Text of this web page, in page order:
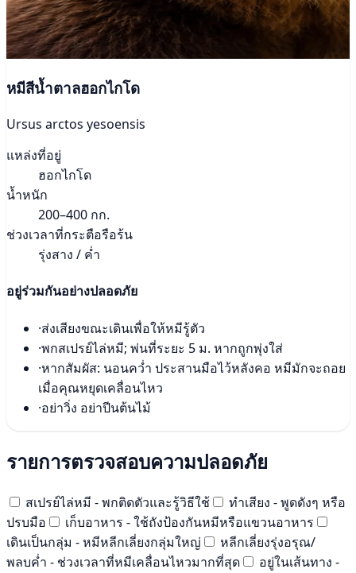
หมีสีน้ำตาลฮอกไกโด
Ursus arctos yesoensis
แหล่งที่อยู่
ฮอกไกโด
น้ำหนัก
200–400 กก.
ช่วงเวลาที่กระตือรือร้น
รุ่งสาง / ค่ำ
อยู่ร่วมกันอย่างปลอดภัย
·ส่งเสียงขณะเดินเพื่อให้หมีรู้ตัว
·พกสเปรย์ไล่หมี; พ่นที่ระยะ 5 ม. หากถูกพุ่งใส่
·หากสัมผัส: นอนคว่ำ ประสานมือไว้หลังคอ หมีมักจะถอย
เมื่อคุณหยุดเคลื่อนไหว
·อย่าวิ่ง อย่าปีนต้นไม้
รายการตรวจสอบความปลอดภัย
สเปรย์ไล่หมี - พกติดตัวและรู้วิธีใช้
ทำเสียง - พูดดังๆ หรือ
ปรบมือ
เก็บอาหาร - ใช้ถังป้องกันหมีหรือแขวนอาหาร
เดินเป็นกลุ่ม - หมีหลีกเลี่ยงกลุ่มใหญ่
หลีกเลี่ยงรุ่งอรุณ/
พลบค่ำ - ช่วงเวลาที่หมีเคลื่อนไหวมากที่สุด
อยู่ในเส้นทาง -